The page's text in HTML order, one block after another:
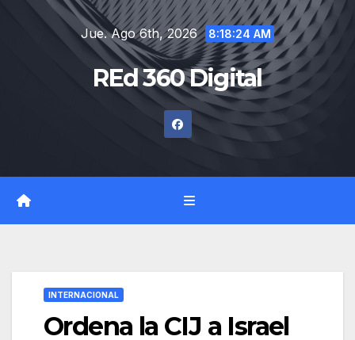
Jue. Ago 6th, 2026 8:18:25 AM
REd 360 Digital
INTERNACIONAL
Ordena la CIJ a Israel